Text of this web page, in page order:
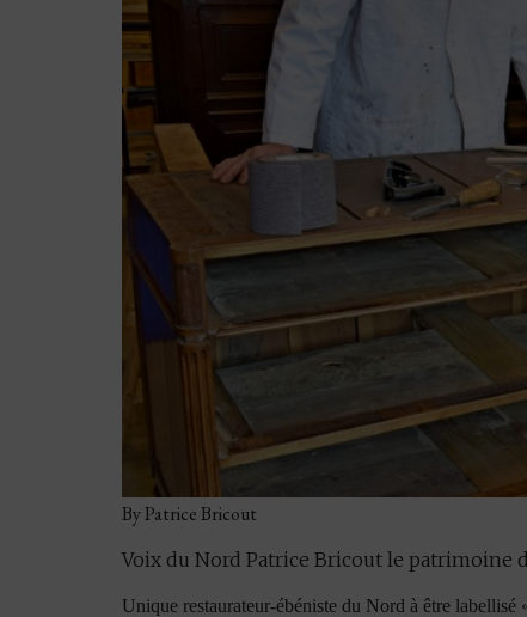
By Patrice Bricout
Voix du Nord Patrice Bricout le patrimoine
Unique restaurateur-ébéniste du Nord à être